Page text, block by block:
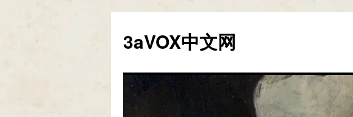
正
文
3aVOX中文网